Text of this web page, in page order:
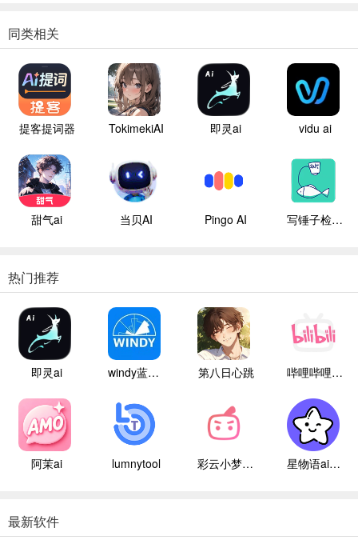
同类相关
提客提词器 TokimekiAI 即灵ai vidu ai
甜气ai 当贝AI Pingo AI 写锤子检讨书
热门推荐
即灵ai windy蓝色气象 第八日心跳 哔哩哔哩白色版
阿茉ai lumnytool 彩云小梦国际版 星物语ai聊天
最新软件